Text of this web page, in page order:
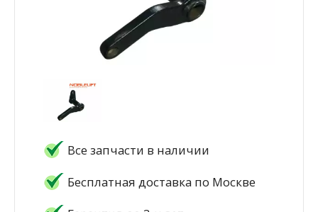
Все запчасти в наличии
Бесплатная доставка по Москве